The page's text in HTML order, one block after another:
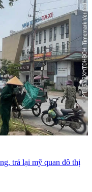
trả lại mỹ quan đô thị